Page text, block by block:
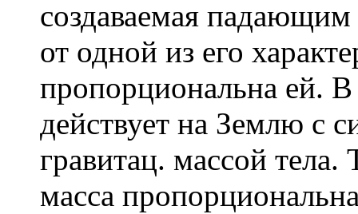
создаваемая падающим
от одной из его
пропорциональна ей.
действует на Землю с
гравитац. массой тела.
масса